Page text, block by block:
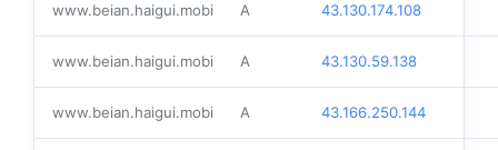
www.beian.haigui.mobi A 43.130.174.108
www.beian.haigui.mobi A 43.130.59.138
www.beian.haigui.mobi A 43.166.250.144